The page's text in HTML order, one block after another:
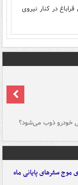
در کنار نیروی
خودرو ذوب می‌شود؟
موج سفرهای پایانی ماه